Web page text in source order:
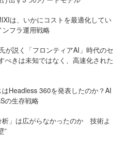
は、いかにコストを最適化してい
ンフラ運用戦略
が説く「フロンティアAI」時代のセ
べきは未知ではなく、高速化された
Headless 360を発表したのか？AI
の生存戦略
析」は広がらなかったのか 技術よ
”